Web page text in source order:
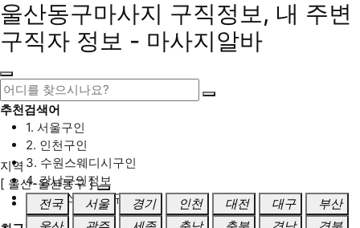
울산동구마사지 구직정보, 내 주변
구직자 정보 - 마사지알바
추천검색어
1. 서울구인
2. 인천구인
3. 수원스웨디시구인
4. 강남구인정보
5. 동탄스웨디시구인
지역
[ 울산-울산동구 ]
전국
서울 경기 인천 대전 대구
부산